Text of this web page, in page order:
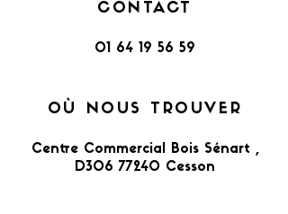
CONTACT
01 64 19 56 59
OÙ NOUS TROUVER
Centre Commercial Bois Sénart ,
D306 77240 Cesson​